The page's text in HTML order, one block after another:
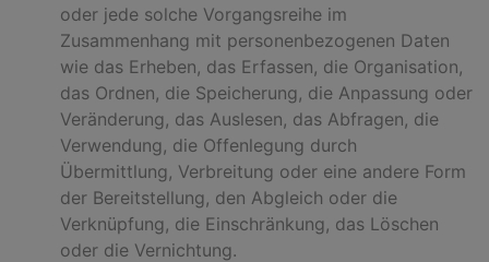
oder jede solche Vorgangsreihe im
Zusammenhang mit personenbezogenen Daten
wie das Erheben, das Erfassen, die Organisation,
das Ordnen, die Speicherung, die Anpassung oder
Veränderung, das Auslesen, das Abfragen, die
Verwendung, die Offenlegung durch
Übermittlung, Verbreitung oder eine andere Form
der Bereitstellung, den Abgleich oder die
Verknüpfung, die Einschränkung, das Löschen
oder die Vernichtung.